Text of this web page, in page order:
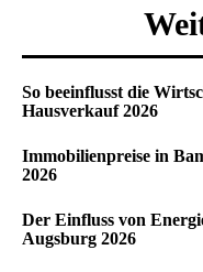
So beeinflusst die
Hausverkauf 2026
Immobilienpreise in
2026
Der Einfluss von
Augsburg 2026